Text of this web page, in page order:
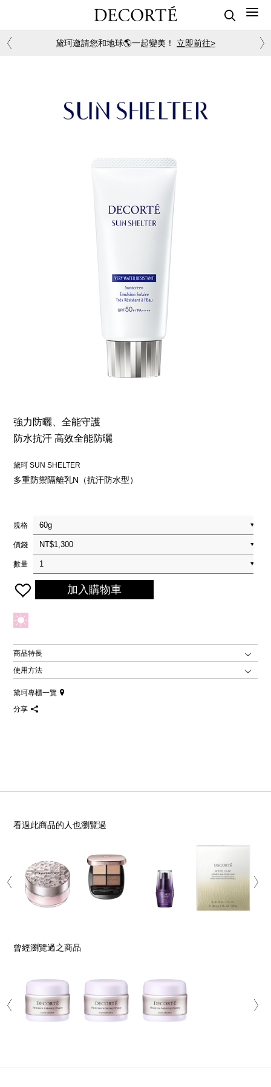
黛珂邀請您和地球🌎一起變美！ 立即前往>
強力防曬、全能守護
防水抗汗 高效全能防曬
黛珂 SUN SHELTER
多重防禦隔離乳N（抗汗防水型）
規格
價錢
數量
加入購物車
商品特長
使用方法
黛珂專櫃一覽
分享
看過此商品的人也瀏覽過
曾經瀏覽過之商品